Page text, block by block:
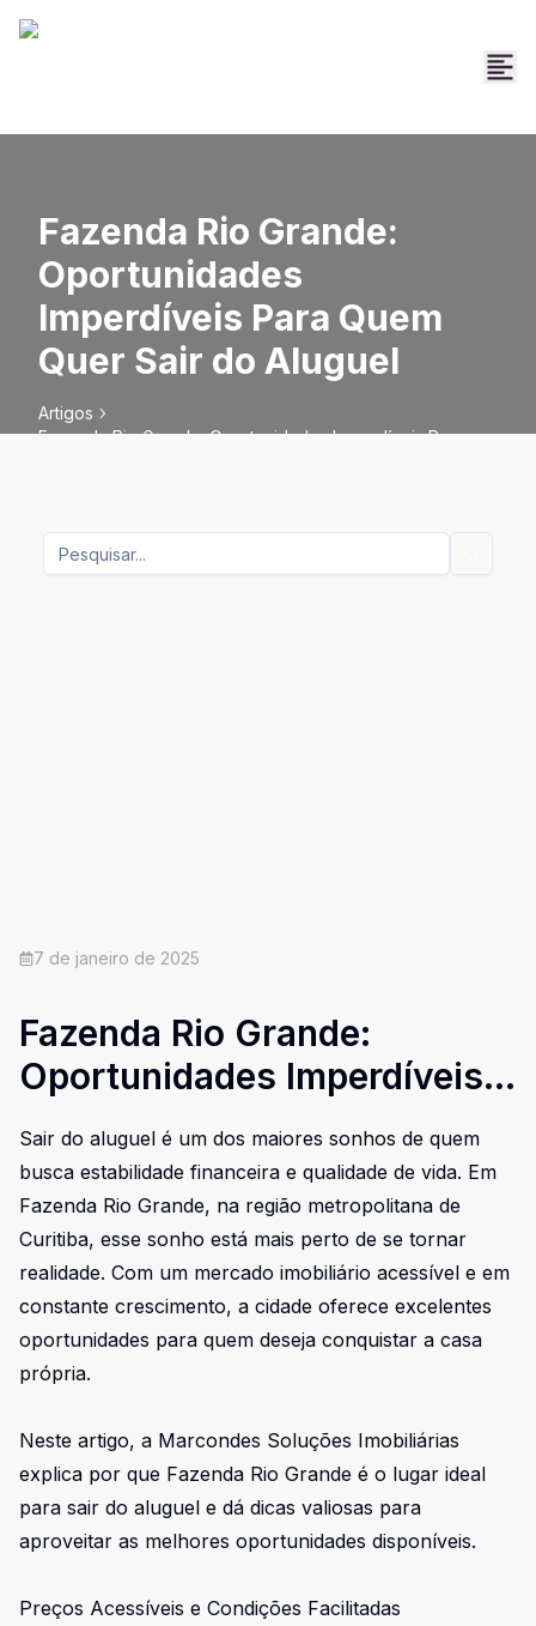
Fazenda Rio Grande:
Oportunidades
Imperdíveis Para Quem
Quer Sair do Aluguel
Artigos
Fazenda Rio Grande: Oportunidades Imperdíveis Para
7 de janeiro de 2025
Fazenda Rio Grande:
Oportunidades Imperdíveis
Para Quem Quer Sair do
Aluguel
Sair do aluguel é um dos maiores sonhos de quem
busca estabilidade financeira e qualidade de vida. Em
Fazenda Rio Grande, na região metropolitana de
Curitiba, esse sonho está mais perto de se tornar
realidade. Com um mercado imobiliário acessível e em
constante crescimento, a cidade oferece excelentes
oportunidades para quem deseja conquistar a casa
própria.
Neste artigo, a Marcondes Soluções Imobiliárias
explica por que Fazenda Rio Grande é o lugar ideal
para sair do aluguel e dá dicas valiosas para
aproveitar as melhores oportunidades disponíveis.
Preços Acessíveis e Condições Facilitadas